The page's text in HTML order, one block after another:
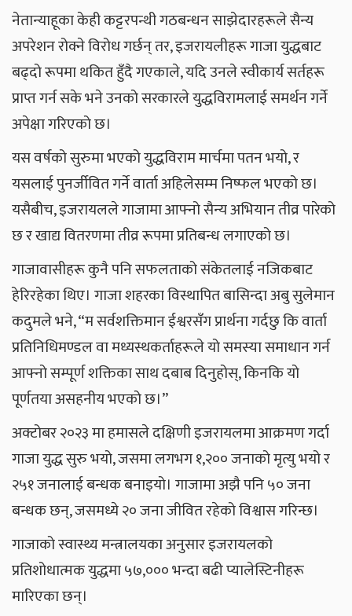
नेतान्याहूका केही कट्टरपन्थी गठबन्धन साझेदारहरूले सैन्य
अपरेशन रोक्ने विरोध गर्छन् तर, इजरायलीहरू गाजा युद्धबाट
बढ्दो रूपमा थकित हुँदै गएकाले, यदि उनले स्वीकार्य सर्तहरू
प्राप्त गर्न सके भने उनको सरकारले युद्धविरामलाई समर्थन गर्ने
अपेक्षा गरिएको छ।
यस वर्षको सुरुमा भएको युद्धविराम मार्चमा पतन भयो, र
यसलाई पुनर्जीवित गर्ने वार्ता अहिलेसम्म निष्फल भएको छ।
यसैबीच, इजरायलले गाजामा आफ्नो सैन्य अभियान तीव्र पारेको
छ र खाद्य वितरणमा तीव्र रूपमा प्रतिबन्ध लगाएको छ।
गाजावासीहरू कुनै पनि सफलताको संकेतलाई नजिकबाट
हेरिरहेका थिए। गाजा शहरका विस्थापित बासिन्दा अबु सुलेमान
कदुमले भने, “म सर्वशक्तिमान ईश्वरसँग प्रार्थना गर्दछु कि वार्ता
प्रतिनिधिमण्डल वा मध्यस्थकर्ताहरूले यो समस्या समाधान गर्न
आफ्नो सम्पूर्ण शक्तिका साथ दबाब दिनुहोस्, किनकि यो
पूर्णतया असहनीय भएको छ।”
अक्टोबर २०२३ मा हमासले दक्षिणी इजरायलमा आक्रमण गर्दा
गाजा युद्ध सुरु भयो, जसमा लगभग १,२०० जनाको मृत्यु भयो र
२५१ जनालाई बन्धक बनाइयो। गाजामा अझै पनि ५० जना
बन्धक छन्, जसमध्ये २० जना जीवित रहेको विश्वास गरिन्छ।
गाजाको स्वास्थ्य मन्त्रालयका अनुसार इजरायलको
प्रतिशोधात्मक युद्धमा ५७,००० भन्दा बढी प्यालेस्टिनीहरू
मारिएका छन्।